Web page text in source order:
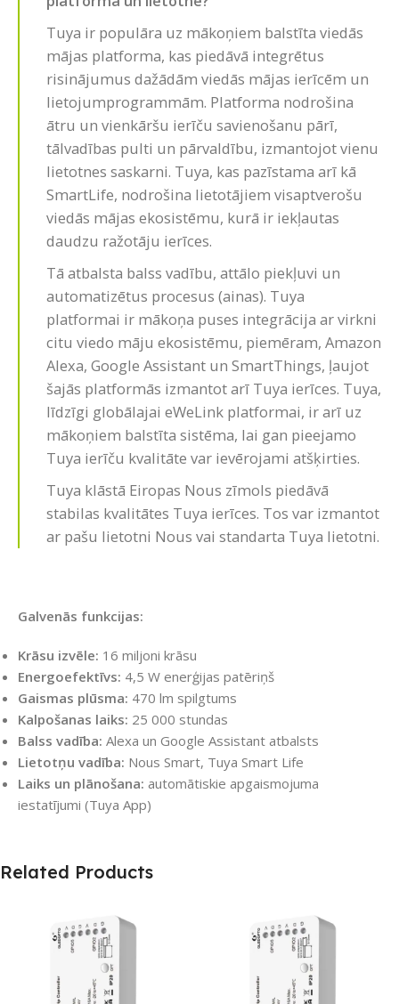
Tuya ir populāra uz mākoņiem balstīta viedās
mājas platforma, kas piedāvā integrētus
risinājumus dažādām viedās mājas ierīcēm un
lietojumprogrammām. Platforma nodrošina
ātru un vienkāršu ierīču savienošanu pārī,
tālvadības pulti un pārvaldību, izmantojot vienu
lietotnes saskarni. Tuya, kas pazīstama arī kā
SmartLife, nodrošina lietotājiem visaptverošu
viedās mājas ekosistēmu, kurā ir iekļautas
daudzu ražotāju ierīces.
Tā atbalsta balss vadību, attālo piekļuvi un
automatizētus procesus (ainas). Tuya
platformai ir mākoņa puses integrācija ar virkni
citu viedo māju ekosistēmu, piemēram, Amazon
Alexa, Google Assistant un SmartThings, ļaujot
šajās platformās izmantot arī Tuya ierīces. Tuya,
līdzīgi globālajai eWeLink platformai, ir arī uz
mākoņiem balstīta sistēma, lai gan pieejamo
Tuya ierīču kvalitāte var ievērojami atšķirties.
Tuya klāstā Eiropas Nous zīmols piedāvā
stabilas kvalitātes Tuya ierīces. Tos var izmantot
ar pašu lietotni Nous vai standarta Tuya lietotni.
Galvenās funkcijas:
Krāsu izvēle: 16 miljoni krāsu
Energoefektīvs: 4,5 W enerģijas patēriņš
Gaismas plūsma: 470 lm spilgtums
Kalpošanas laiks: 25 000 stundas
Balss vadība: Alexa un Google Assistant atbalsts
Lietotņu vadība: Nous Smart, Tuya Smart Life
Laiks un plānošana: automātiskie apgaismojuma
iestatījumi (Tuya App)
Related Products